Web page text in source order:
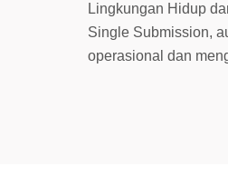
Lingkungan Hidup
Single Submission,
operasional dan